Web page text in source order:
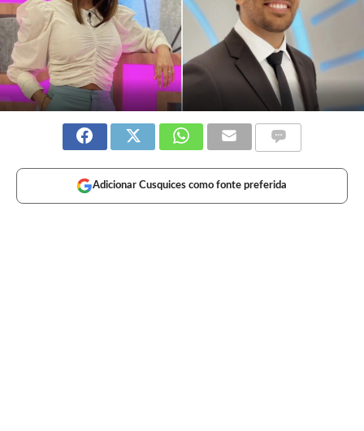
Adicionar Cusquices como fonte preferida